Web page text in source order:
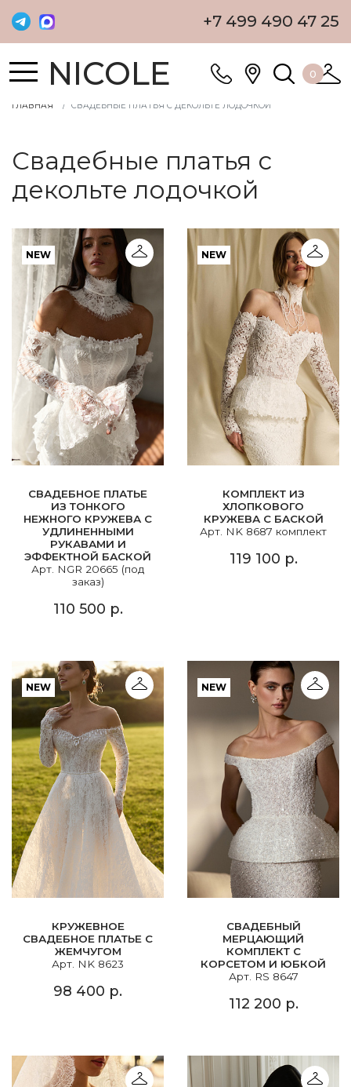
+7 499 490 47 25
NICOLE 0
ГЛАВНАЯ СВАДЕБНЫЕ ПЛАТЬЯ С ДЕКОЛЬТЕ ЛОДОЧКОЙ
Свадебные платья с
декольте лодочкой
NEW
СВАДЕБНОЕ ПЛАТЬЕ
ИЗ ТОНКОГО
НЕЖНОГО КРУЖЕВА С
УДЛИНЕННЫМИ
РУКАВАМИ И
ЭФФЕКТНОЙ БАСКОЙ
Арт. NGR 20665 (под
заказ)
110 500 р.
NEW
КОМПЛЕКТ ИЗ
ХЛОПКОВОГО
КРУЖЕВА С БАСКОЙ
Арт. NK 8687 комплект
119 100 р.
NEW
КРУЖЕВНОЕ
СВАДЕБНОЕ ПЛАТЬЕ С
ЖЕМЧУГОМ
Арт. NK 8623
98 400 р.
NEW
СВАДЕБНЫЙ
МЕРЦАЮЩИЙ
КОМПЛЕКТ С
КОРСЕТОМ И ЮБКОЙ
Арт. RS 8647
112 200 р.